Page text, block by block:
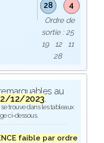
28
4
Ordre de
sortie : 25
19 12 11
28
au
12/2023.
trouve dans les tableaux
ci-dessous.
faible par ordre